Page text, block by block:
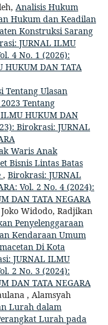
Analisis Hukum
Hukum dan Keadilan
Konstruksi Sarang
JURNAL ILMU
4 No. 1 (2026):
DAN TATA
Tentang Ulasan
Tentang
HUKUM DAN
Birokrasi: JURNAL
Waris Anak
Bisnis Lintas Batas
, Birokrasi: JURNAL
Vol. 2 No. 4 (2024):
DAN TATA NEGARA
Widodo, Radjikan
Penyelenggaraan
Kendaraan Umum
Di Kota
JURNAL ILMU
2 No. 3 (2024):
DAN TATA NEGARA
, Alamsyah
Lurah dalam
Lurah pada